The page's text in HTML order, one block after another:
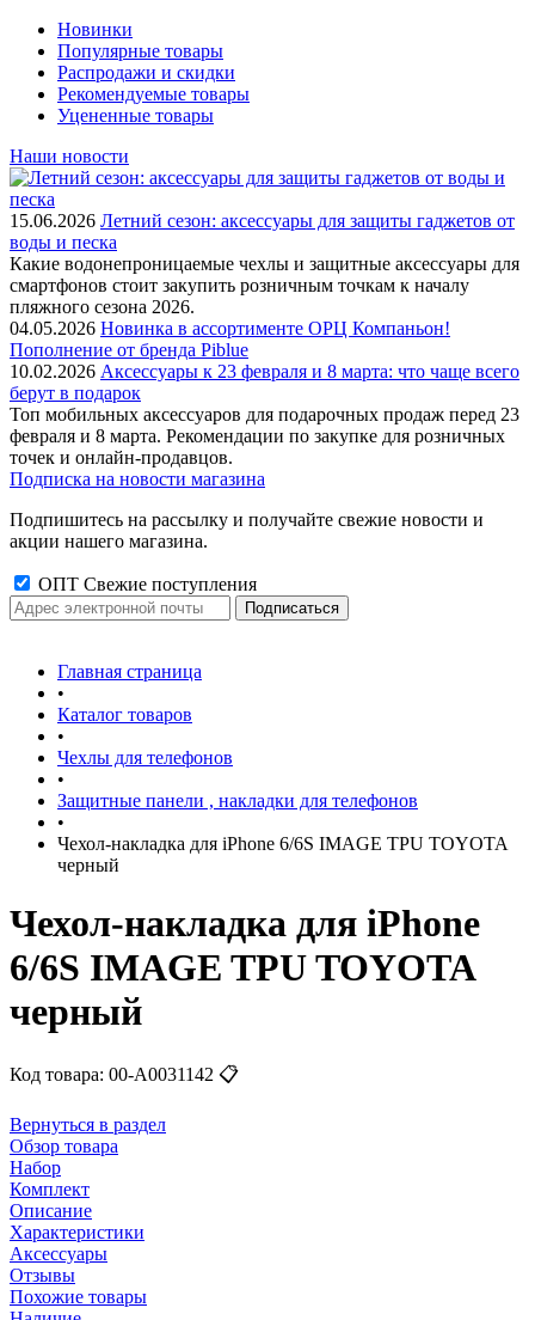
Новинки
Популярные товары
Распродажи и скидки
Рекомендуемые товары
Уцененные товары
Наши новости
15.06.2026 Летний сезон: аксессуары для защиты гаджетов от
воды и песка
Какие водонепроницаемые чехлы и защитные аксессуары для
смартфонов стоит закупить розничным точкам к началу
пляжного сезона 2026.
04.05.2026 Новинка в ассортименте OРЦ Компаньон!
Пополнение от бренда Piblue
10.02.2026 Аксессуары к 23 февраля и 8 марта: что чаще всего
берут в подарок
Топ мобильных аксессуаров для подарочных продаж перед 23
февраля и 8 марта. Рекомендации по закупке для розничных
точек и онлайн-продавцов.
Подписка на новости магазина
Подпишитесь на рассылку и получайте свежие новости и
акции нашего магазина.
ОПТ Свежие поступления
Главная страница
•
Каталог товаров
•
Чехлы для телефонов
•
Защитные панели , накладки для телефонов
•
Чехол-накладка для iPhone 6/6S IMAGE TPU TOYOTA
черный
Чехол-накладка для iPhone
6/6S IMAGE TPU TOYOTA
черный
Код товара: 00-А0031142 📋
Вернуться в раздел
Обзор товара
Набор
Комплект
Описание
Характеристики
Аксессуары
Отзывы
Похожие товары